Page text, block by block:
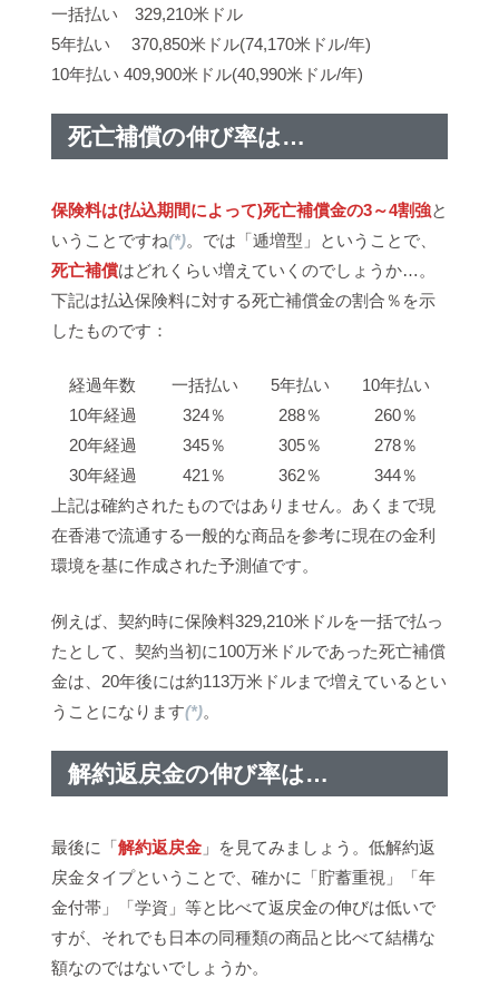
一括払い 329,210米ドル
5年払い 370,850米ドル(74,170米ドル/年)
10年払い 409,900米ドル(40,990米ドル/年)
死亡補償の伸び率は…
保険料は(払込期間によって)死亡補償金の3～4割強と
いうことですね(*)。では「逓増型」ということで、
死亡補償はどれくらい増えていくのでしょうか…。
下記は払込保険料に対する死亡補償金の割合％を示
したものです：
経過年数 一括払い 5年払い
10年払い
10年経過
324％ 288％
260％
20年経過
345％ 305％
278％
30年経過
421％ 362％
344％
上記は確約されたものではありません。あくまで現
在香港で流通する一般的な商品を参考に現在の金利
環境を基に作成された予測値です。
例えば、契約時に保険料329,210米ドルを一括で払っ
たとして、契約当初に100万米ドルであった死亡補償
金は、20年後には約113万米ドルまで増えているとい
うことになります(*)。
解約返戻金の伸び率は…
最後に「解約返戻金 」を見てみましょう。低解約返
戻金タイプということで、確かに「貯蓄重視」「年
金付帯」「学資」等と比べて返戻金の伸びは低いで
すが、それでも日本の同種類の商品と比べて結構な
額なのではないでしょうか。